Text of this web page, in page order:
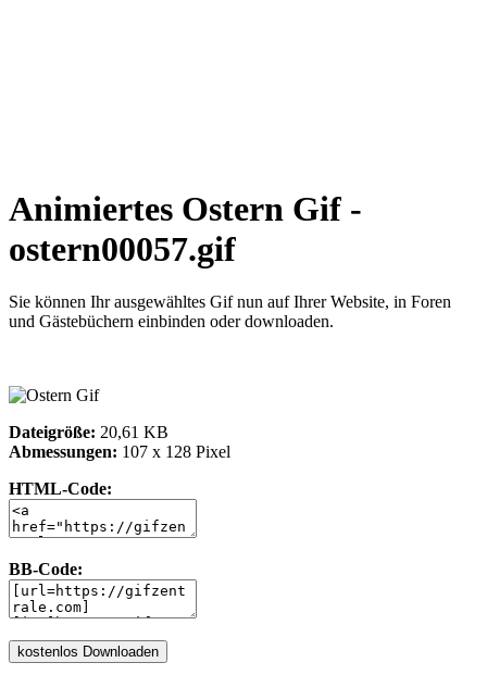
Animiertes Ostern Gif -
ostern00057.gif
Sie können Ihr ausgewähltes Gif nun auf Ihrer Website, in Foren
und Gästebüchern einbinden oder downloaden.
Dateigröße: 20,61 KB
Abmessungen: 107 x 128 Pixel
HTML-Code:
BB-Code: